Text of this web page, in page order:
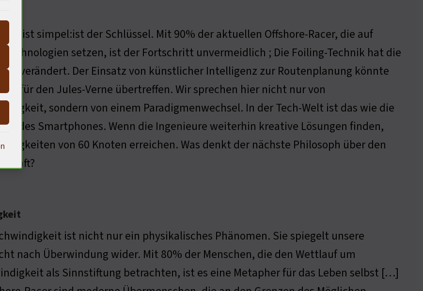
ist simpel:ist der Schlüssel. Mit 90% der aktuellen Offshore-Racer, die auf
Technologien setzen, ist der Fortschritt unvermeidlich ; Die Foiling-Technik hat die
verändert. Der Einsatz von künstlicher Intelligenz zur Routenplanung könnte
für den Jules-Verne übertreffen. Wir sprechen hier nicht nur von
sondern von einem Paradigmenwechsel. In der Tech-Welt ist das wie die
des Smartphones. Wenn die Ingenieure weiterhin kreative Lösungen finden,
von 60 Knoten erreichen. Was denkt der nächste Philosoph über den
ist nicht nur ein physikalisches Phänomen. Sie spiegelt unsere
nach Überwindung wider. Mit 80% der Menschen, die den Wettlauf um
als Sinnstiftung betrachten, ist es eine Metapher für das Leben selbst […]